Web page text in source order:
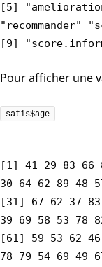
[5]
"recommander"
[9]
Pour afficher une
satis$age
[1] 41 29 83 66
30 64 62 89 48
[31] 67 62 37
39 69 58 53 78
[61] 59 53 62
78 79 54 69 49